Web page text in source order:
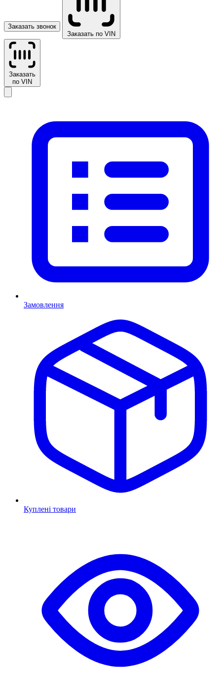
Заказать звонок
Заказать по VIN
Заказать
по VIN
Замовлення
Куплені товари